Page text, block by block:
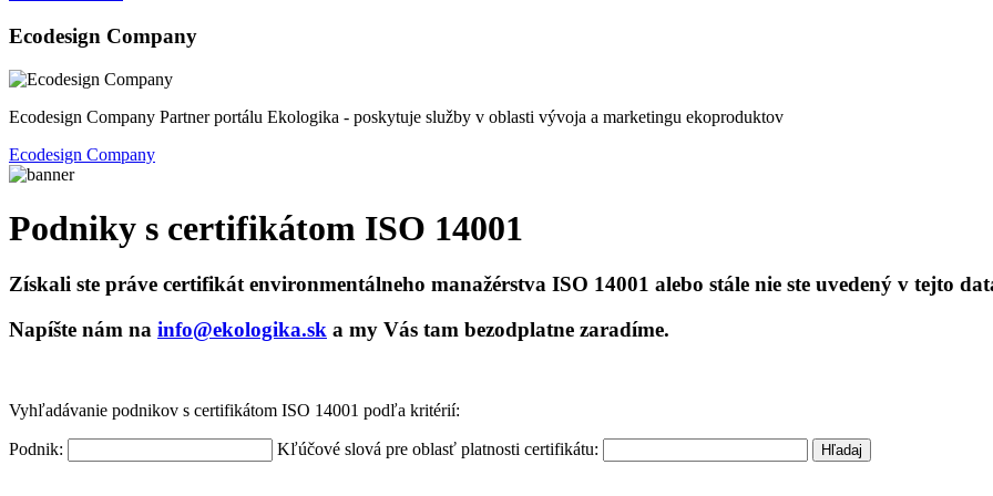
Ecodesign Company
Ecodesign Company Partner portálu Ekologika - poskytuje služby v oblasti vývoja a marketingu ekoproduktov
Ecodesign Company
Podniky s certifikátom ISO 14001
Získali ste práve certifikát environmentálneho manažérstva ISO 14001 alebo stále nie ste uvedený v tejto
Napíšte nám na info@ekologika.sk a my Vás tam bezodplatne zaradíme.
Vyhľadávanie podnikov s certifikátom ISO 14001 podľa kritérií:
Podnik: Kľúčové slová pre oblasť platnosti certifikátu: